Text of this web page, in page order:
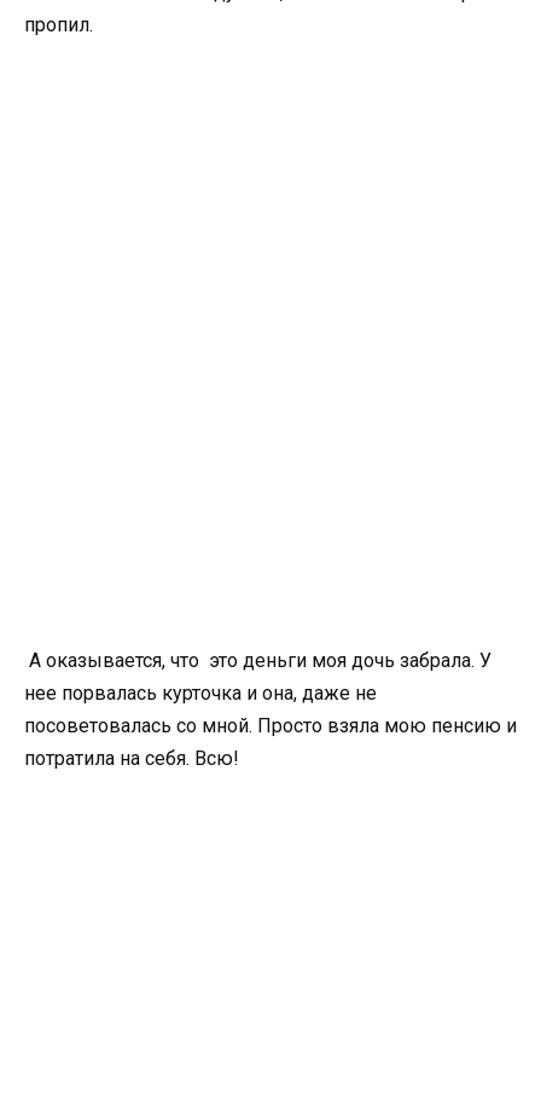
пропил.
А оказывается, что это деньги моя дочь забрала. У
нее порвалась курточка и она, даже не
посоветовалась со мной. Просто взяла мою пенсию и
потратила на себя. Всю!